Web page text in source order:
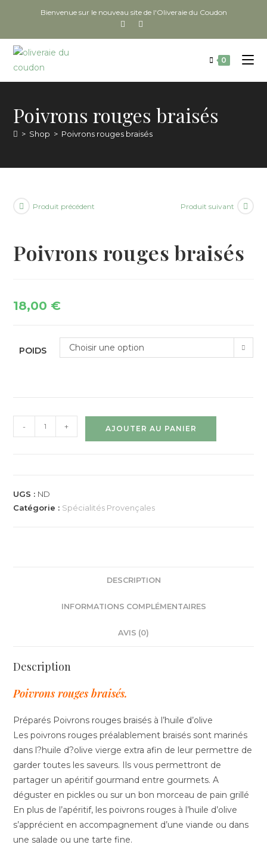
Bienvenue sur le nouveau site de l'Oliveraie du Coudon
0
Poivrons rouges braisés
> Shop > Poivrons rouges braisés
Produit précédent Produit suivant
Poivrons rouges braisés
18,00 €
POIDS Choisir une option
- + AJOUTER AU PANIER
UGS : ND
Catégorie : Spécialités Provençales
DESCRIPTION
INFORMATIONS COMPLÉMENTAIRES
AVIS (0)
Description
Poivrons rouges braisés.
Préparés Poivrons rouges braisés à l’huile d’olive
Les poivrons rouges préalablement braisés sont marinés
dans l?huile d?olive vierge extra afin de leur permettre de
garder toutes les saveurs. Ils vous permettront de
partager un apéritif gourmand entre gourmets. A
déguster en pickles ou sur un bon morceau de pain grillé
En plus de l’apéritif, les poivrons rouges à l’huile d’olive
s’apprécient en accompagnement d’une viande ou dans
une salade ou une tarte fine.